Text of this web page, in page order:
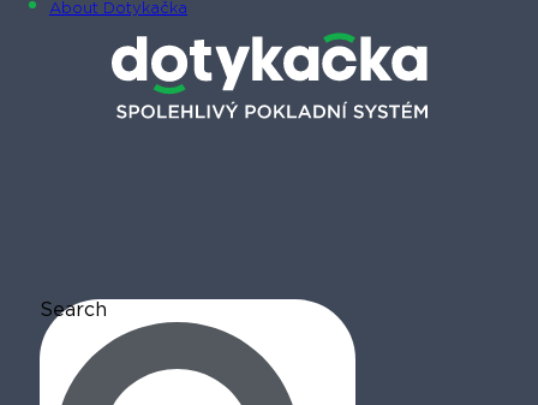
About Dotykačka
Search